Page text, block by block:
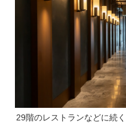
29階のレストランなどに続